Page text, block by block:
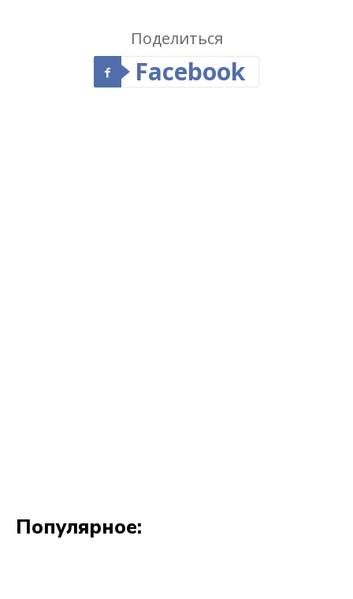
Поделиться
Facebook
Популярное: